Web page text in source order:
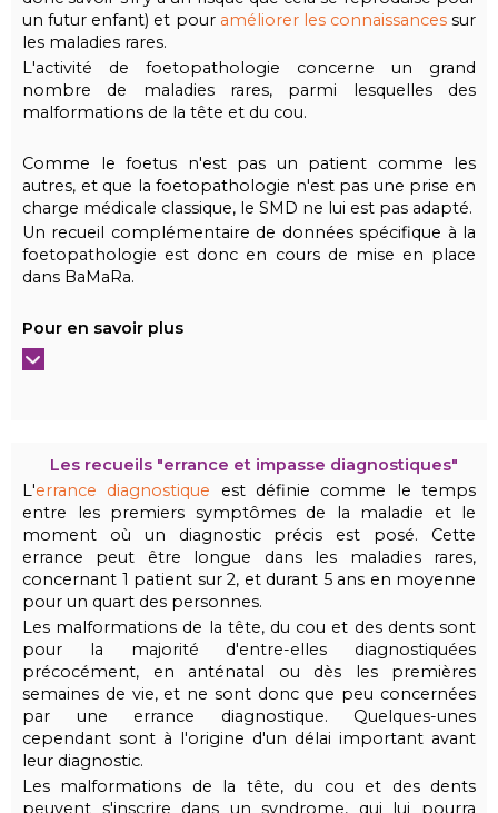
un futur enfant) et pour améliorer les connaissancessur
les maladies rares.
L'activité de foetopathologie concerne un grand
nombre de maladies rares, parmi lesquelles des
malformations de la tête et du cou.
Comme le foetus n'est pas un patient comme les
autres, et que la foetopathologie n'est pas une prise en
charge médicale classique, le SMD ne lui est pas adapté.
Un recueil complémentaire de données spécifique à la
foetopathologie est donc en cours de mise en place
dans BaMaRa.
Pour en savoir plus
Les recueils "errance et impasse diagnostiques"
L'errance diagnostique est définie comme le temps
entre les premiers symptômes de la maladie et le
moment où un diagnostic précis est posé. Cette
errance peut être longue dans les maladies rares,
concernant 1 patient sur 2, et durant 5 ans en moyenne
pour un quart des personnes.
Les malformations de la tête, du cou et des dents sont
pour la majorité d'entre-elles diagnostiquées
précocément, en anténatal ou dès les premières
semaines de vie, et ne sont donc que peu concernées
par une errance diagnostique. Quelques-unes
cependant sont à l'origine d'un délai important avant
leur diagnostic.
Les malformations de la tête, du cou et des dents
peuvent s'inscrire dans unsyndrome, qui lui pourra